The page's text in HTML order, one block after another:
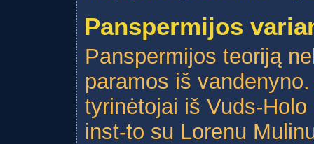
Panspermijos
Panspermijos teoriją
paramos iš
tyrinėtojai iš Vuds-
inst-to su Lorenu